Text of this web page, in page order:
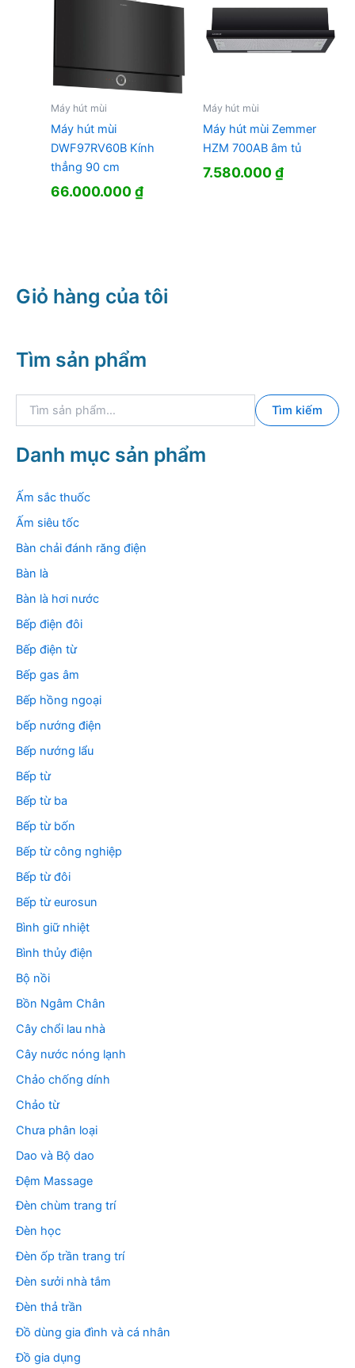
Máy hút mùi
Máy hút mùi
DWF97RV60B Kính
thẳng 90 cm
66.000.000₫
Máy hút mùi
Máy hút mùi Zemmer
HZM 700AB âm tủ
7.580.000₫
Giỏ hàng của tôi
Tìm sản phẩm
k
i
m
Tìm kiếm
Danh mục sản phẩm
Ấm sắc thuốc
Ấm siêu tốc
Bàn chải đánh răng điện
Bàn là
Bàn là hơi nước
Bếp điện đôi
Bếp điện từ
Bếp gas âm
Bếp hồng ngoại
bếp nướng điện
Bếp nướng lẩu
Bếp từ
Bếp từ ba
Bếp từ bốn
Bếp từ công nghiệp
Bếp từ đôi
Bếp từ eurosun
Bình giữ nhiệt
Bình thủy điện
Bộ nồi
Bồn Ngâm Chân
Cây chổi lau nhà
Cây nước nóng lạnh
Chảo chống dính
Chảo từ
Chưa phân loại
Dao và Bộ dao
Đệm Massage
Đèn chùm trang trí
Đèn học
Đèn ốp trần trang trí
Đèn sưởi nhà tắm
Đèn thả trần
Đồ dùng gia đình và cá nhân
Đồ gia dụng